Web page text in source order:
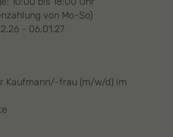
von Mo-So)
- 06.01.27
Kaufmann/-frau (m/w/d) im